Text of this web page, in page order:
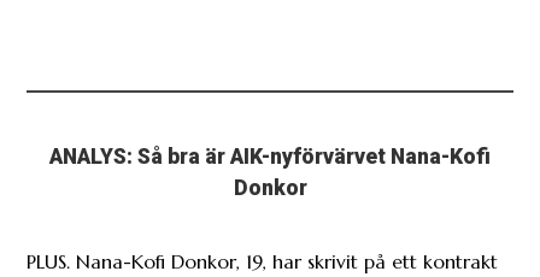
ANALYS: Så bra är AIK-nyförvärvet Nana-Kofi
Donkor
PLUS. Nana-Kofi Donkor, 19, har skrivit på ett kontrakt